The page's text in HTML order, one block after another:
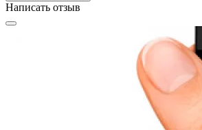
Написать отзыв